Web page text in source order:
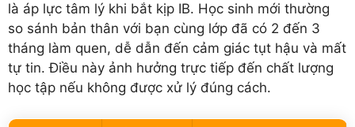
là áp lực tâm lý khi bắt kịp IB. Học sinh mới thường
so sánh bản thân với bạn cùng lớp đã có 2 đến 3
tháng làm quen, dễ dẫn đến cảm giác tụt hậu và mất
tự tin. Điều này ảnh hưởng trực tiếp đến chất lượng
học tập nếu không được xử lý đúng cách.